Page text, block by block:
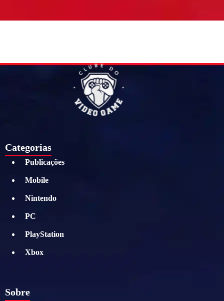
Categorias
Publicações
Mobile
Nintendo
PC
PlayStation
Xbox
Sobre